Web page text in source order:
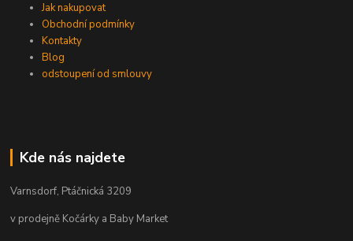
Jak nakupovat
Obchodní podmínky
Kontakty
Blog
odstoupení od smlouvy
Kde nás najdete
Varnsdorf, Ptáčnická 3209
v prodejně Kočárky a Baby Market